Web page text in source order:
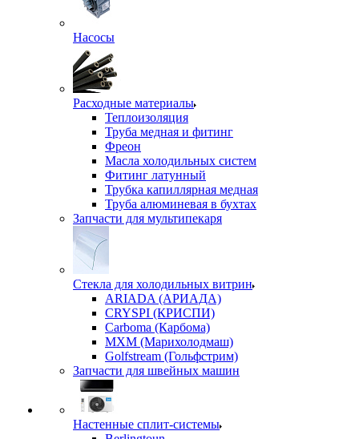
Насосы
Расходные материалы
Теплоизоляция
Труба медная и фитинг
Фреон
Масла холодильных систем
Фитинг латунный
Трубка капиллярная медная
Труба алюминевая в бухтах
Запчасти для мультипекаря
Стекла для холодильных витрин
ARIADA (АРИАДА)
CRYSPI (КРИСПИ)
Carboma (Карбома)
MXM (Марихолодмаш)
Golfstream (Гольфстрим)
Запчасти для швейных машин
Настенные сплит-системы